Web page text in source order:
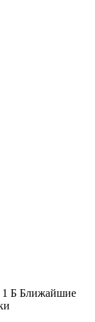
1 Б Ближайшие